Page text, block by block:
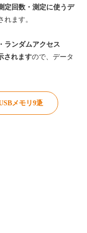
定回数・測定に使うデ
れます。
ランダムアクセス
されますので、データ
メモリ9選